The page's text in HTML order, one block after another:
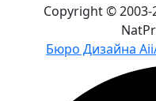
Copyright ©
Бюро Дизайна